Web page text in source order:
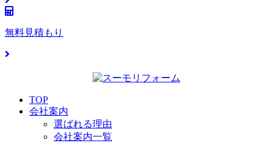
無料見積もり
TOP
会社案内
選ばれる理由
会社案内一覧